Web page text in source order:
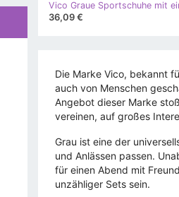
36,09 €
Die Marke Vico, bekannt
auch von Menschen
Angebot dieser Marke
vereinen, auf großes
Grau ist eine der
und Anlässen passen.
für einen Abend mit
unzähliger Sets sein.